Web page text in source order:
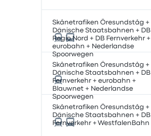
Skånetrafiken Öresundståg +
Dänische Staatsbahnen + DB
Regio Nord + DB Fernverkehr +
eurobahn + Nederlandse
Spoorwegen
Skånetrafiken Öresundståg +
Dänische Staatsbahnen + DB
Fernverkehr + eurobahn +
Blauwnet + Nederlandse
Spoorwegen
Skånetrafiken Öresundståg +
Dänische Staatsbahnen + DB
Fernverkehr + WestfalenBahn